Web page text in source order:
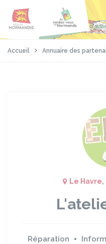
contenu
pied
Accueil Annuaire des
Le
Réparation
Panneau de gestion des